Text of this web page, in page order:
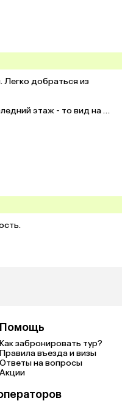
Легко добраться из
этаж - то вид на
Убирают с 11 до 14
Помощь
Как забронировать тур?
Правила въезда и визы
Ответы на вопросы
Акции